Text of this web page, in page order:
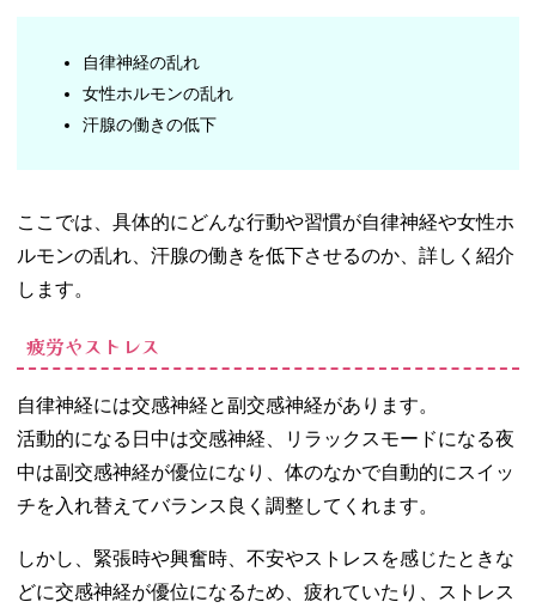
自律神経の乱れ
女性ホルモンの乱れ
汗腺の働きの低下
ここでは、具体的にどんな行動や習慣が自律神経や女性ホ
ルモンの乱れ、汗腺の働きを低下させるのか、詳しく紹介
します。
疲労やストレス
自律神経には交感神経と副交感神経があります。
活動的になる日中は交感神経、リラックスモードになる夜
中は副交感神経が優位になり、体のなかで自動的にスイッ
チを入れ替えてバランス良く調整してくれます。
しかし、緊張時や興奮時、不安やストレスを感じたときな
どに交感神経が優位になるため、疲れていたり、ストレス